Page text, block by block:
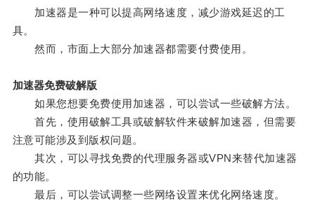
加速器是一种可以提高网络速度，减少游戏延迟的工
具。
然而，市面上大部分加速器都需要付费使用。
加速器免费破解版
如果您想要免费使用加速器，可以尝试一些破解方法。
首先，使用破解工具或破解软件来破解加速器，但需要
注意可能涉及到版权问题。
其次，可以寻找免费的代理服务器或VPN来替代加速器
的功能。
最后，可以尝试调整一些网络设置来优化网络速度。